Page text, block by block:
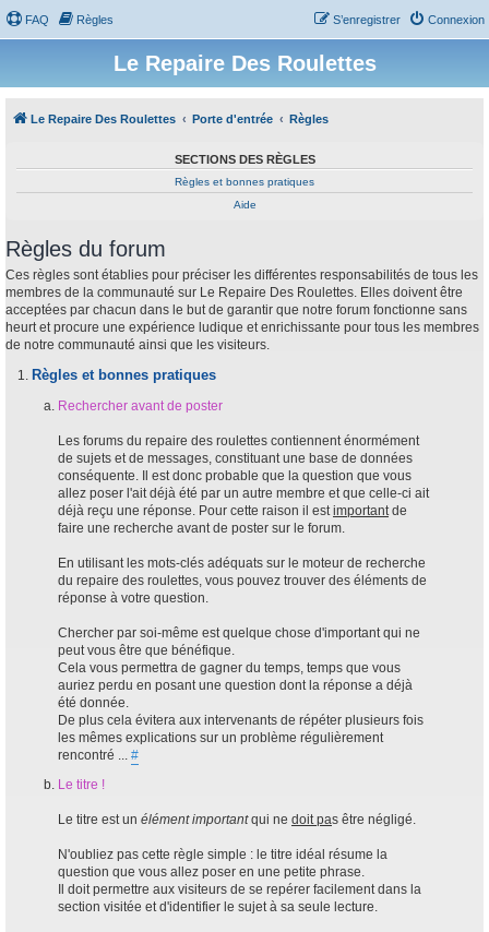
FAQ Règles Connexion
S’enregistrer
Le Repaire Des Roulettes
Le Repaire Des Roulettes Porte d'entrée Règles
SECTIONS DES RÈGLES
Règles et bonnes pratiques
Aide
Règles du forum
Ces règles sont établies pour préciser les différentes responsabilités de tous les
membres de la communauté sur Le Repaire Des Roulettes. Elles doivent être
acceptées par chacun dans le but de garantir que notre forum fonctionne sans
heurt et procure une expérience ludique et enrichissante pour tous les membres
de notre communauté ainsi que les visiteurs.
Règles et bonnes pratiques
Rechercher avant de poster
Les forums du repaire des roulettes contiennent énormément
de sujets et de messages, constituant une base de données
conséquente. Il est donc probable que la question que vous
allez poser l'ait déjà été par un autre membre et que celle-ci ait
déjà reçu une réponse. Pour cette raison il est important de
faire une recherche avant de poster sur le forum.
En utilisant les mots-clés adéquats sur le moteur de recherche
du repaire des roulettes, vous pouvez trouver des éléments de
réponse à votre question.
Chercher par soi-même est quelque chose d'important qui ne
peut vous être que bénéfique.
Cela vous permettra de gagner du temps, temps que vous
auriez perdu en posant une question dont la réponse a déjà
été donnée.
De plus cela évitera aux intervenants de répéter plusieurs fois
les mêmes explications sur un problème régulièrement
rencontré ... #
Le titre !
Le titre est un élément importantqui ne doit pas être négligé.
N'oubliez pas cette règle simple : le titre idéal résume la
question que vous allez poser en une petite phrase.
Il doit permettre aux visiteurs de se repérer facilement dans la
section visitée et d'identifier le sujet à sa seule lecture.